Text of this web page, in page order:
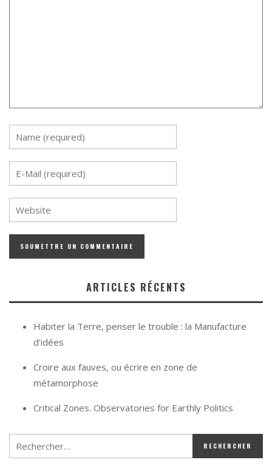
ARTICLES RÉCENTS
Habiter la Terre, penser le trouble : la Manufacture
d’idées
Croire aux fauves, ou écrire en zone de
métamorphose
Critical Zones. Observatories for Earthly Politics